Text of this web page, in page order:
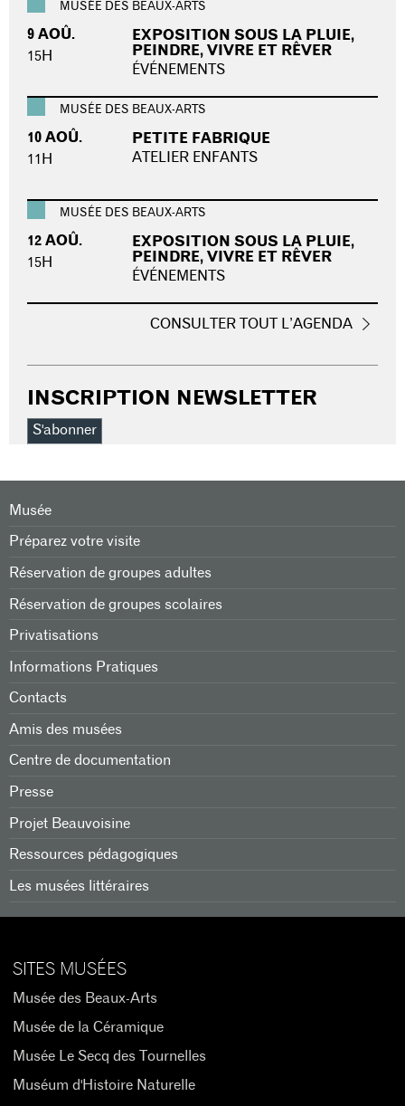
MUSÉE DES BEAUX-ARTS
9 AOÛ.
15H
EXPOSITION SOUS LA PLUIE,
PEINDRE, VIVRE ET RÊVER
ÉVÉNEMENTS
MUSÉE DES BEAUX-ARTS
10 AOÛ.
11H
PETITE FABRIQUE
ATELIER ENFANTS
MUSÉE DES BEAUX-ARTS
12 AOÛ.
15H
EXPOSITION SOUS LA PLUIE,
PEINDRE, VIVRE ET RÊVER
ÉVÉNEMENTS
CONSULTER TOUT L’AGENDA
INSCRIPTION NEWSLETTER
S'abonner
Musée
Préparez votre visite
Réservation de groupes adultes
Réservation de groupes scolaires
Privatisations
Informations Pratiques
Contacts
Amis des musées
Centre de documentation
Presse
Projet Beauvoisine
Ressources pédagogiques
Les musées littéraires
SITES MUSÉES
Musée des Beaux-Arts
Musée de la Céramique
Musée Le Secq des Tournelles
Muséum d'Histoire Naturelle